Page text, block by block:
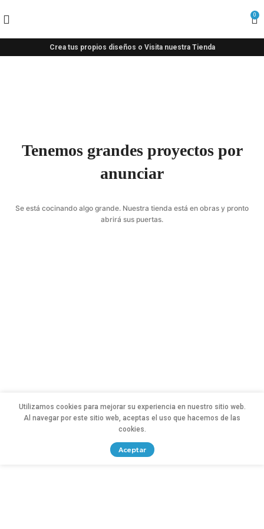
0
Crea tus propios diseños o Visita nuestra Tienda
Tenemos grandes proyectos por
anunciar
Se está cocinando algo grande. Nuestra tienda está en obras y pronto
abrirá sus puertas.
Utilizamos cookies para mejorar su experiencia en nuestro sitio web.
Al navegar por este sitio web, aceptas el uso que hacemos de las
cookies.
Aceptar